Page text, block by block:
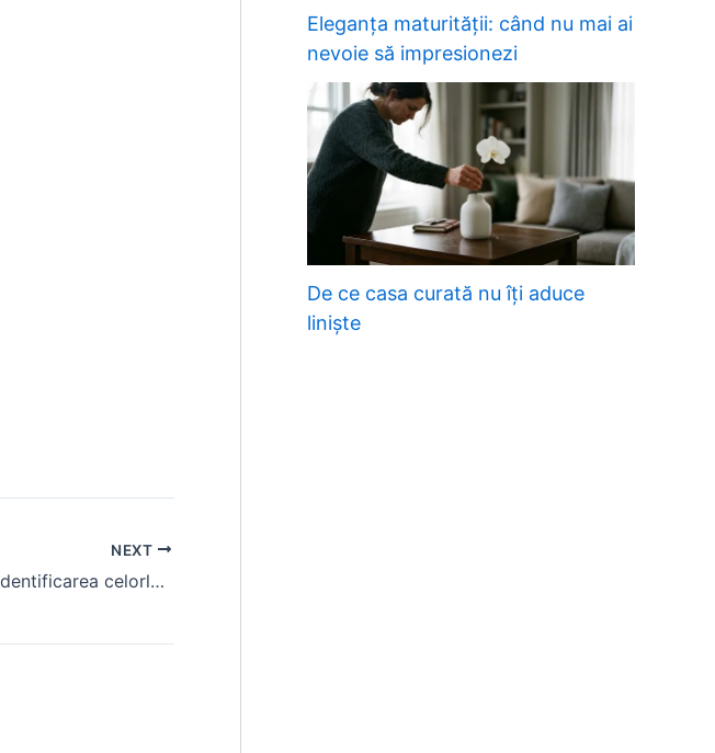
NEXT
Înafara de bănci: Identificarea celorlalte “balene Bitcoin”
Eleganța maturității: când nu mai ai
nevoie să impresionezi
De ce casa curată nu îți aduce
liniște